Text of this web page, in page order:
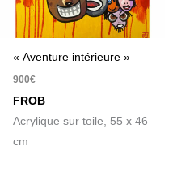
« Aventure intérieure »
900€
FROB
Acrylique sur toile, 55 x 46
cm